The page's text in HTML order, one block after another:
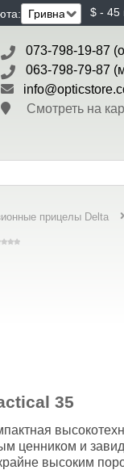
$ - 45
073-798-19-87
063-798-79-87
Смотреть на
прицелы Delta
35
ценником и
высоким